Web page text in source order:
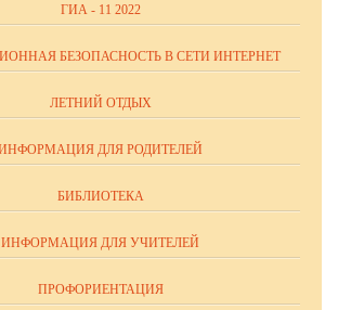
ГИА - 11 2022
БЕЗОПАСНОСТЬ В СЕТИ ИНТЕРНЕТ
ЛЕТНИЙ ОТДЫХ
ДЛЯ РОДИТЕЛЕЙ
БИБЛИОТЕКА
ИНФОРМАЦИЯ ДЛЯ УЧИТЕЛЕЙ
ПРОФОРИЕНТАЦИЯ